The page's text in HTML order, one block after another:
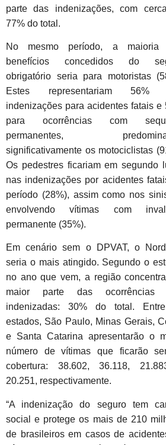
parte das indenizações, com
77% do total.
No mesmo período, a maioria
benefícios concedidos do
obrigatório seria para motoristas
Estes representariam 56%
indenizações para acidentes fatais e
para ocorrências com
permanentes,
significativamente os motociclistas
Os pedestres ficariam em segundo
nas indenizações por acidentes
período (28%), assim como nos
envolvendo vítimas com
permanente (35%).
Em cenário sem o DPVAT, o
seria o mais atingido. Segundo o
no ano que vem, a região
maior parte das ocorrências
indenizadas: 30% do total.
estados, São Paulo, Minas Gerais,
e Santa Catarina apresentarão o
número de vítimas que ficarão
cobertura: 38.602, 36.118,
20.251, respectivamente.
“A indenização do seguro tem
social e protege os mais de 210
de brasileiros em casos de